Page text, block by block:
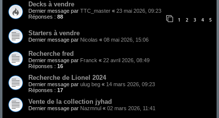
Decks à vendre
Dernier message par TTC_master « 23 mai 2026, 09:23
Réponses : 88 1 2 3 4 5
Starters à vendre
Dernier message par Nicolas « 08 mai 2026, 15:06
Recherche fred
Dernier message par Franck « 22 avril 2026, 08:49
Réponses : 16
Recherche de Lionel 2024
Dernier message par ulug beg « 14 mars 2026, 09:23
Réponses : 17
Vente de la collection jyhad
Dernier message par Nazmnul « 02 mars 2026, 11:41